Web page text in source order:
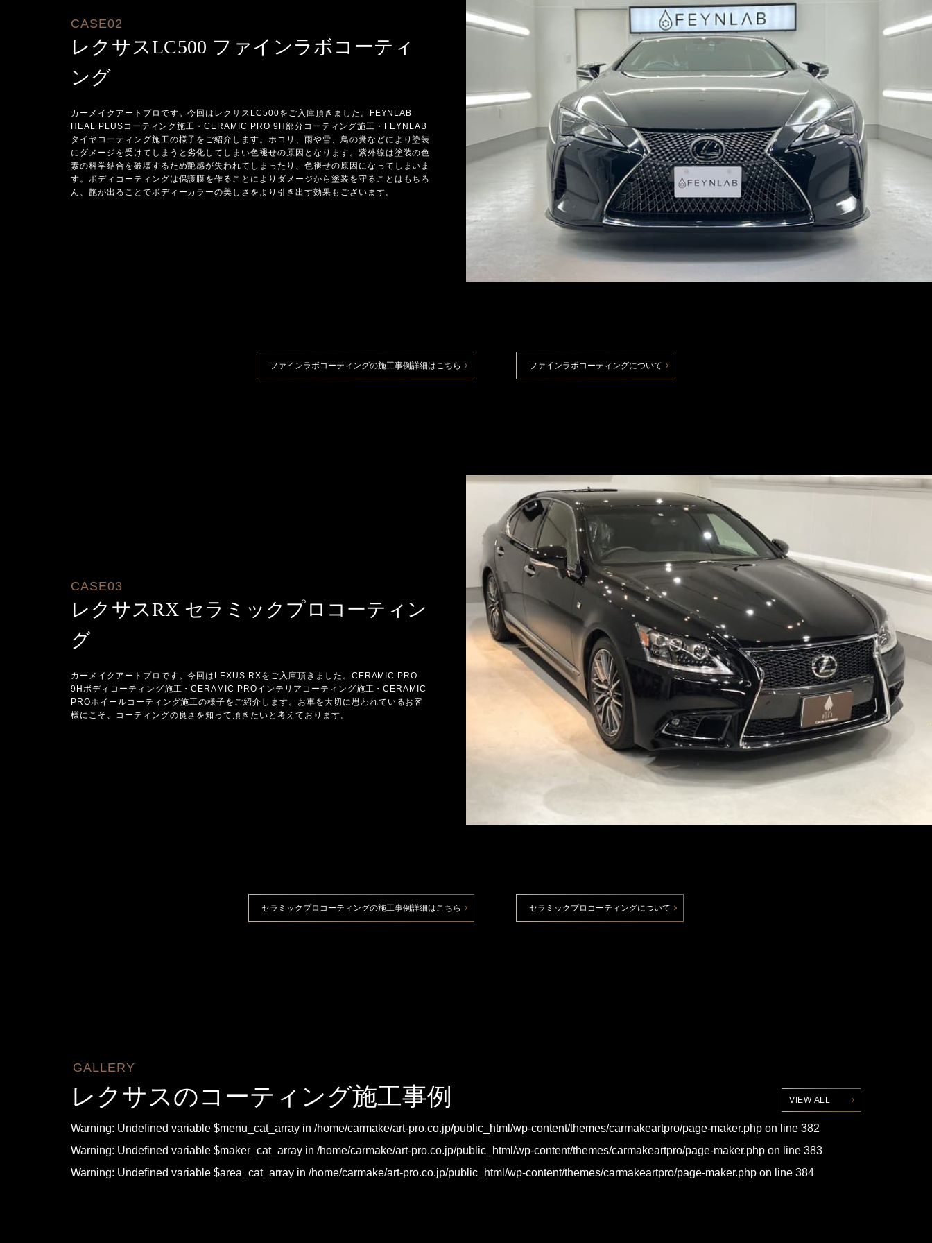
CASE02
レクサスLC500 ファインラボコーティ
ング
カーメイクアートプロです。今回はレクサスLC500をご入庫頂きました。FEYNLAB
HEAL PLUSコーティング施工・CERAMIC PRO 9H部分コーティング施工・FEYNLAB
タイヤコーティング施工の様子をご紹介します。ホコリ、雨や雪、鳥の糞などにより塗装
にダメージを受けてしまうと劣化してしまい色褪せの原因となります。紫外線は塗装の色
素の科学結合を破壊するため艶感が失われてしまったり、色褪せの原因になってしまいま
す。ボディコーティングは保護膜を作ることによりダメージから塗装を守ることはもちろ
ん、艶が出ることでボディーカラーの美しさをより引き出す効果もございます。
ファインラボコーティングの施工事例詳細はこちら ファインラボコーティングについて
CASE03
レクサスRX セラミックプロコーティン
グ
カーメイクアートプロです。今回はLEXUS RXをご入庫頂きました。CERAMIC PRO
9Hボディコーティング施工・CERAMIC PROインテリアコーティング施工・CERAMIC
PROホイールコーティング施工の様子をご紹介します。お車を大切に思われているお客
様にこそ、コーティングの良さを知って頂きたいと考えております。
セラミックプロコーティングの施工事例詳細はこちら セラミックプロコーティングについて
GALLERY
レクサスのコーティング施工事例 VIEW ALL
Warning: Undefined variable $menu_cat_array in /home/carmake/art-pro.co.jp/public_html/wp-content/themes/carmakeartpro/page-maker.php on line 382
Warning: Undefined variable $maker_cat_array in /home/carmake/art-pro.co.jp/public_html/wp-content/themes/carmakeartpro/page-maker.php on line 383
Warning: Undefined variable $area_cat_array in /home/carmake/art-pro.co.jp/public_html/wp-content/themes/carmakeartpro/page-maker.php on line 384